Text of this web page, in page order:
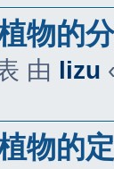
物的
由 lizu
物的